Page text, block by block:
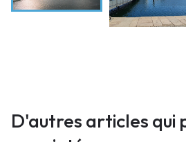
D'autres articles qui